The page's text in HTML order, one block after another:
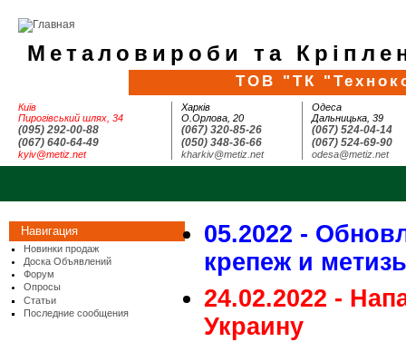
Металовироби та
ТОВ "ТК
Київ
Пирогівський шлях, 34
(095) 292-00-88
(067) 640-64-49
kyiv@metiz.net
Харків
О.Орлова, 20
(067) 320-85-26
(050) 348-36-66
kharkiv@metiz.net
Одеса
Дальницька, 39
(067) 524-04-14
(067) 524-69-90
odesa@metiz.net
Навигация
Новинки продаж
Доска Объявлений
Форум
Опросы
Статьи
Последние сообщения
05.2022 -
крепеж и
24.02.2022 -
Украину